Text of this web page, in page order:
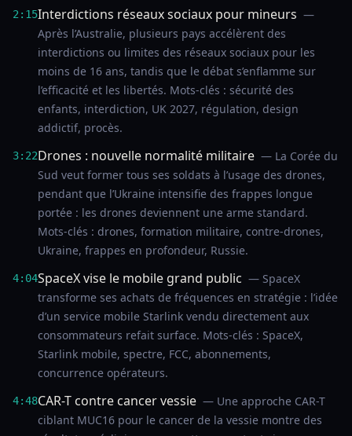
2:15Interdictions réseaux sociaux pour mineurs —
Après l’Australie, plusieurs pays accélèrent des
interdictions ou limites des réseaux sociaux pour les
moins de 16 ans, tandis que le débat s’enflamme sur
l’efficacité et les libertés. Mots-clés : sécurité des
enfants, interdiction, UK 2027, régulation, design
addictif, procès.
3:22Drones : nouvelle normalité militaire — La Corée du
Sud veut former tous ses soldats à l’usage des drones,
pendant que l’Ukraine intensifie des frappes longue
portée : les drones deviennent une arme standard.
Mots-clés : drones, formation militaire, contre-drones,
Ukraine, frappes en profondeur, Russie.
4:04SpaceX vise le mobile grand public — SpaceX
transforme ses achats de fréquences en stratégie : l’idée
d’un service mobile Starlink vendu directement aux
consommateurs refait surface. Mots-clés : SpaceX,
Starlink mobile, spectre, FCC, abonnements,
concurrence opérateurs.
4:48CAR-T contre cancer vessie — Une approche CAR-T
ciblant MUC16 pour le cancer de la vessie montre des